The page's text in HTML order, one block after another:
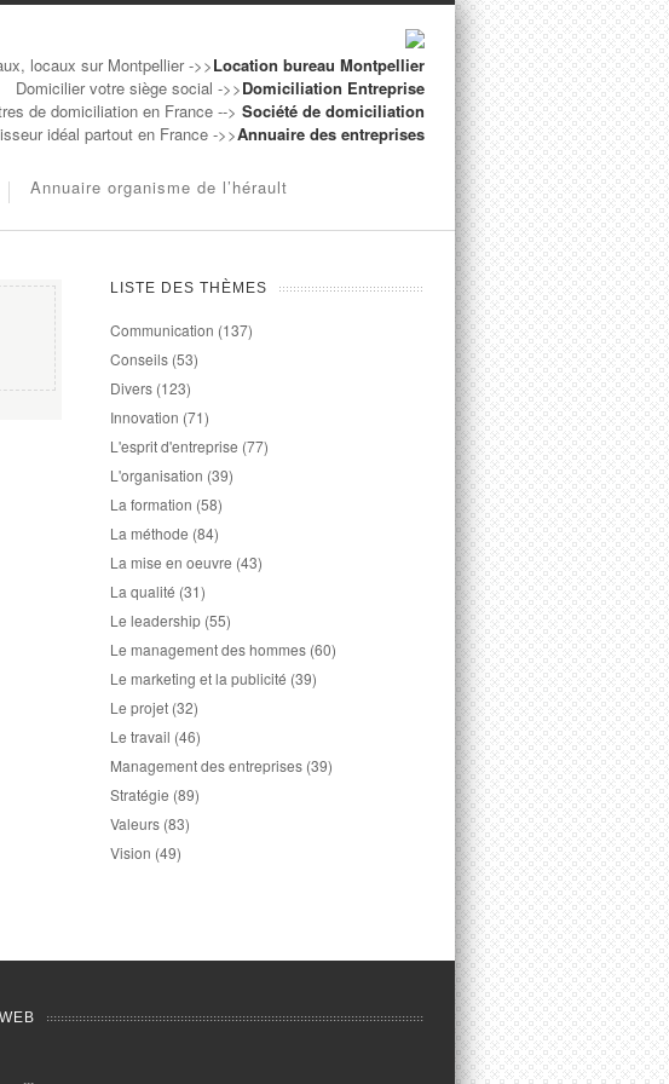
locaux sur Montpellier ->>Location bureau Montpellier
Domicilier votre siège social ->>Domiciliation Entreprise
de domiciliation en France --> Société de domiciliation
idéal partout en France ->>Annuaire des entreprises
Annuaire organisme de l’hérault
LISTE DES THÈMES
Communication (137)
Conseils (53)
Divers (123)
Innovation (71)
L'esprit d'entreprise (77)
L'organisation (39)
La formation (58)
La méthode (84)
La mise en oeuvre (43)
La qualité (31)
Le leadership (55)
Le management des hommes (60)
Le marketing et la publicité (39)
Le projet (32)
Le travail (46)
Management des entreprises (39)
Stratégie (89)
Valeurs (83)
Vision (49)